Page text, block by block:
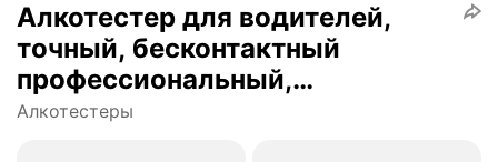
Алкотестер для водителей,
точный, бесконтактный
профессиональный,
персональный DG shop
Алкотестеры